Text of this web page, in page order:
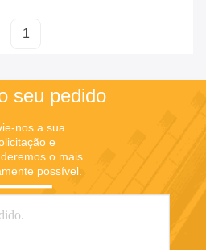
1
seu pedido
nos a sua
e
o mais
possível.